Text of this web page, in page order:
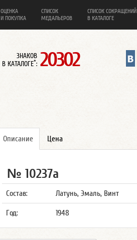
ОЦЕНКА
И ПОКУПКА
СПИСОК
МЕДАЛЬЕРОВ
СПИСОК СОКРАЩЕНИЙ
В КАТАЛОГЕ
ЗНАКОВ
В КАТАЛОГЕ*: 20302
Описание Цена
№ 10237а
Состав: Латунь, Эмаль, Винт
Год: 1948